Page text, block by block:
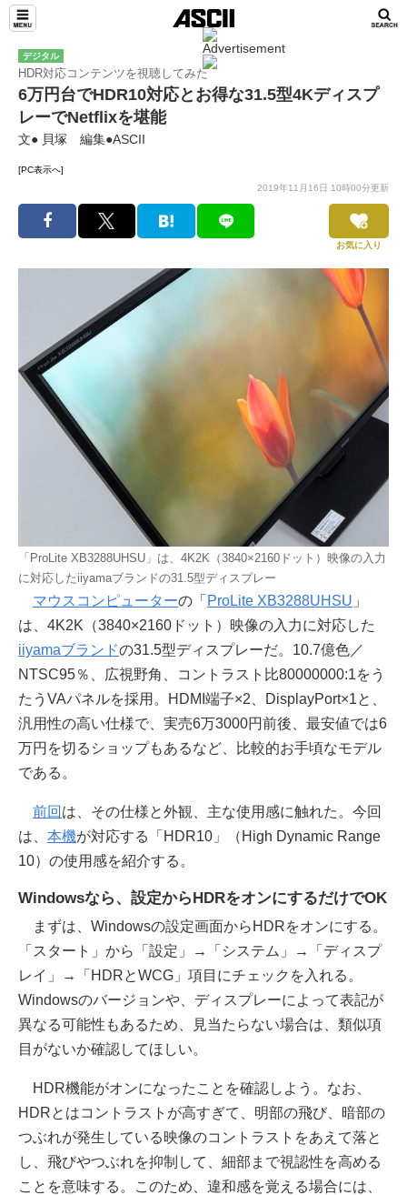
デジタル
HDR対応コンテンツを視聴してみた
6万円台でHDR10対応とお得な31.5型4Kディスプ
レーでNetflixを堪能
文● 貝塚 編集●ASCII
[PC表示へ]
2019年11月16日 10時00分更新
お気に入り
「ProLite XB3288UHSU」は、4K2K（3840×2160ドット）映像の入力
に対応したiiyamaブランドの31.5型ディスプレー
マウスコンピューターの「 ProLite XB3288UHSU 」
は、4K2K（3840×2160ドット）映像の入力に対応した
iiyamaブランドの31.5型ディスプレーだ。10.7億色／
NTSC95％、広視野角、コントラスト比80000000:1をう
たうVAパネルを採用。HDMI端子×2、DisplayPort×1と、
汎用性の高い仕様で、実売6万3000円前後、最安値では6
万円を切るショップもあるなど、比較的お手頃なモデル
である。
前回 は、その仕様と外観、主な使用感に触れた。今回
は、 本機が対応する「HDR10」（High Dynamic Range
10）の使用感を紹介する。
Windowsなら、設定からHDRをオンにするだけでOK
まずは、Windowsの設定画面からHDRをオンにする。
「スタート」から「設定」→「システム」→「ディスプ
レイ」→「HDRとWCG」項目にチェックを入れる。
Windowsのバージョンや、ディスプレーによって表記が
異なる可能性もあるため、見当たらない場合は、類似項
目がないか確認してほしい。
HDR機能がオンになったことを確認しよう。なお、
HDRとはコントラストが高すぎて、明部の飛び、暗部の
つぶれが発生している映像のコントラストをあえて落と
し、飛びやつぶれを抑制して、細部まで視認性を高める
ことを意味する。このため、違和感を覚える場合には、